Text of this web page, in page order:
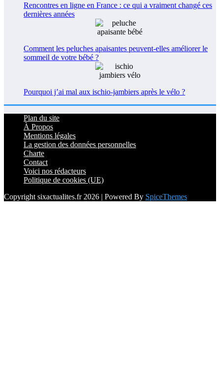
Rencontres en ligne en France : ce qui a vraiment changé ces
dernières années
Comment les peluches apaisantes peuvent-elles améliorer le
sommeil de votre bébé ?
Pourquoi j’ai mal aux ischio-jambiers après le vélo ?
Plan du site
À Propos
Mentions légales
La gestion des données personnelles
Charte
Contact
Voici nos rédacteurs
Politique de cookies (UE)
Copyright sixactualites.fr 2026 | Powered By SpiceThemes